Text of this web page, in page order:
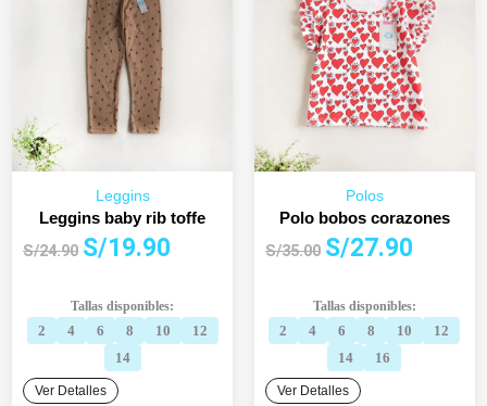
Leggins
Leggins baby rib toffe
S/24.90
El
era:
S/24.90.
S/19.90
es:
S/19.90.
Tallas disponibles:
2 4 6 8 10
12
14
Ver Detalles
Polos
Polo bobos corazones
S/35.00
El
era:
S/35.00.
S/27.90
es:
S/27.90.
Tallas disponibles:
2 4 6 8 10
12
14
16
Ver Detalles